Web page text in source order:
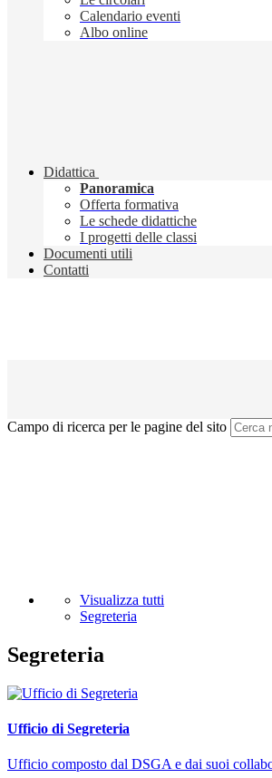
Calendario eventi
Albo online
Didattica
Panoramica
Offerta formativa
Le schede didattiche
I progetti delle classi
Documenti utili
Contatti
Campo di ricerca per le pagine del sito
Visualizza tutti
Segreteria
Segreteria
Ufficio di Segreteria
Ufficio composto dal DSGA e dai suoi